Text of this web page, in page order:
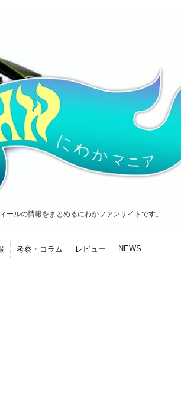
ールの情報をまとめるにわかファンサイトです。
考察・コラム レビュー NEWS